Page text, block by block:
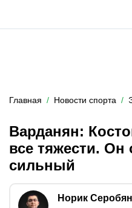
Главная Новости спорта
Варданян:
все тяжести. Он
сильный
Норик Серобян